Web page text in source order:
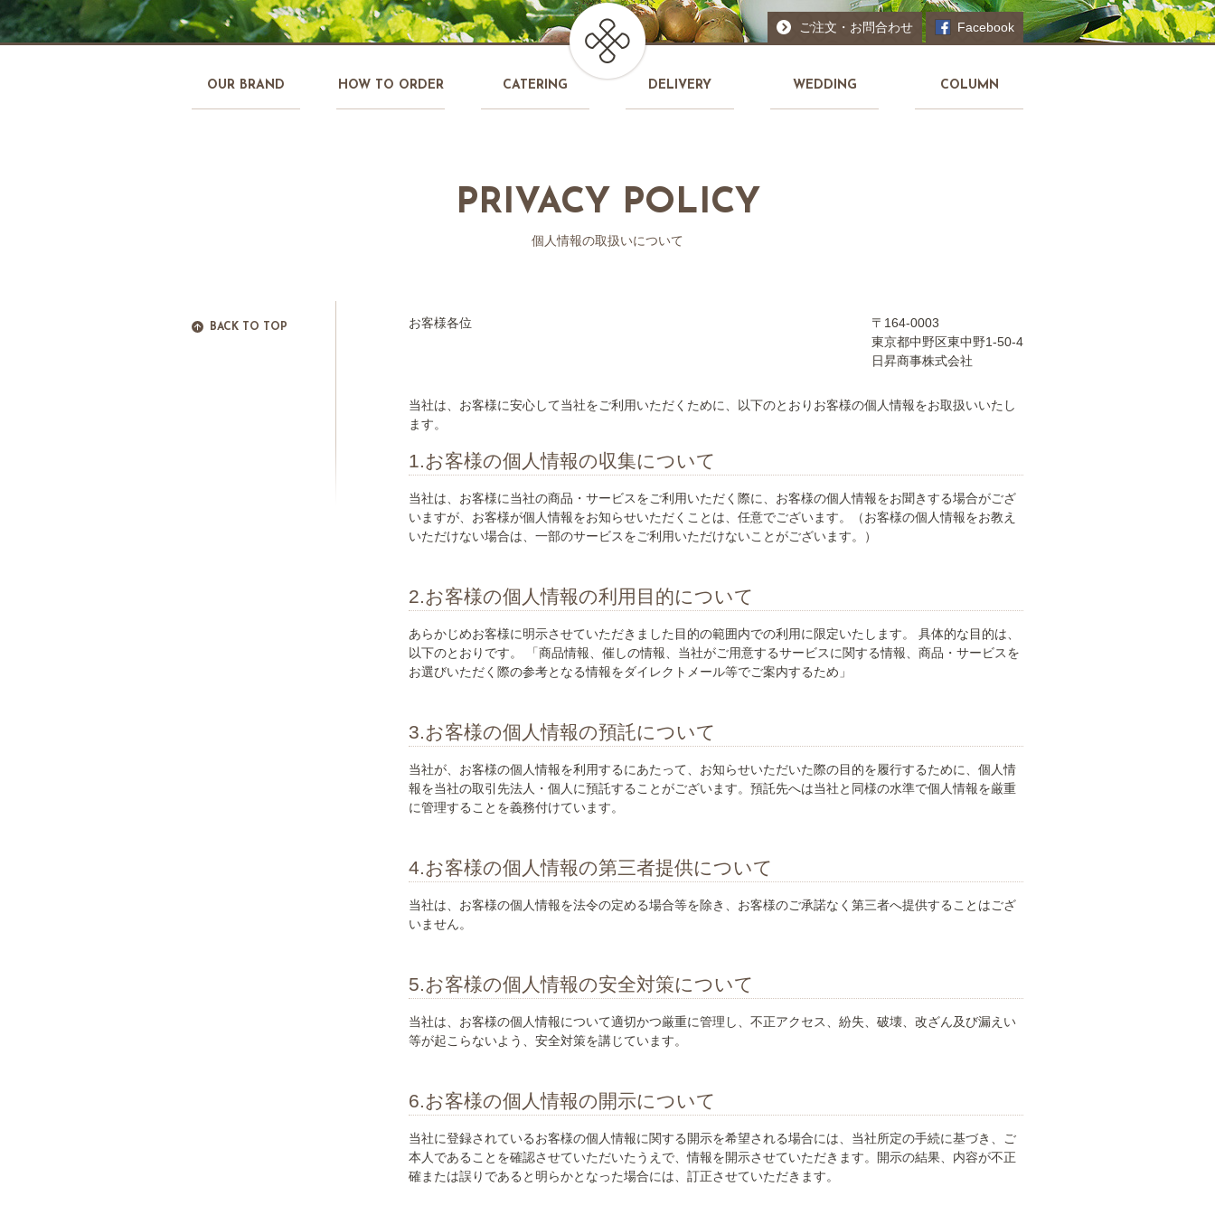
ご注文・お問合わせ Facebook
OUR BRAND HOW TO ORDER CATERING DELIVERY WEDDING COLUMN
PRIVACY POLICY
個人情報の取扱いについて
お客様各位
〒164-0003
東京都中野区東中野1-50-4
日昇商事株式会社
当社は、お客様に安心して当社をご利用いただくために、以下のとおりお客様の個人情報をお取扱いいたし
ます。
1.お客様の個人情報の収集について
当社は、お客様に当社の商品・サービスをご利用いただく際に、お客様の個人情報をお聞きする場合がござ
いますが、お客様が個人情報をお知らせいただくことは、任意でございます。（お客様の個人情報をお教え
いただけない場合は、一部のサービスをご利用いただけないことがございます。）
2.お客様の個人情報の利用目的について
あらかじめお客様に明示させていただきました目的の範囲内での利用に限定いたします。 具体的な目的は、
以下のとおりです。 「商品情報、催しの情報、当社がご用意するサービスに関する情報、商品・サービスを
お選びいただく際の参考となる情報をダイレクトメール等でご案内するため」
3.お客様の個人情報の預託について
当社が、お客様の個人情報を利用するにあたって、お知らせいただいた際の目的を履行するために、個人情
報を当社の取引先法人・個人に預託することがございます。預託先へは当社と同様の水準で個人情報を厳重
に管理することを義務付けています。
4.お客様の個人情報の第三者提供について
当社は、お客様の個人情報を法令の定める場合等を除き、お客様のご承諾なく第三者へ提供することはござ
いません。
5.お客様の個人情報の安全対策について
当社は、お客様の個人情報について適切かつ厳重に管理し、不正アクセス、紛失、破壊、改ざん及び漏えい
等が起こらないよう、安全対策を講じています。
6.お客様の個人情報の開示について
当社に登録されているお客様の個人情報に関する開示を希望される場合には、当社所定の手続に基づき、ご
本人であることを確認させていただいたうえで、情報を開示させていただきます。開示の結果、内容が不正
確または誤りであると明らかとなった場合には、訂正させていただきます。
BACK TO TOP